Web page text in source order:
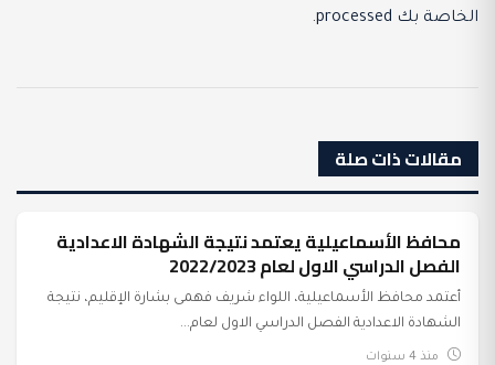
الخاصة بك processed
.
مقالات ذات صلة
عرب وعالم
محافظ الأسماعيلية يعتمد نتيجة الشهادة الاعدادية
الفصل الدراسي الاول لعام 2022/2023
أعتمد محافظ الأسماعيلية، اللواء شريف فهمى بشارة الإقليم، نتيجة
الشهادة الاعدادية الفصل الدراسي الاول لعام...
منذ 4 سنوات